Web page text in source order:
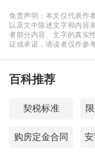
付。
随后，贵峻建筑
付利息，但双方
现可供执行的财
《每日经济新闻
免责声明：本文仅代表作
以及文中陈述文字和内容
者部分内容、文字的真实
证或承诺，请读者仅作参
百科推荐
契税标准
购房定金合同